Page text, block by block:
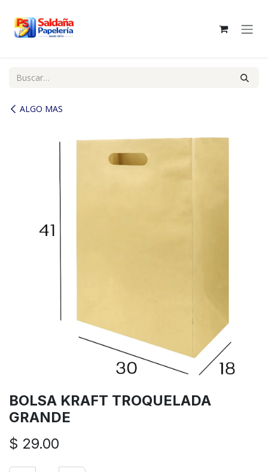
ALGO MAS
BOLSA KRAFT TROQUELADA
GRANDE
$ 29.00